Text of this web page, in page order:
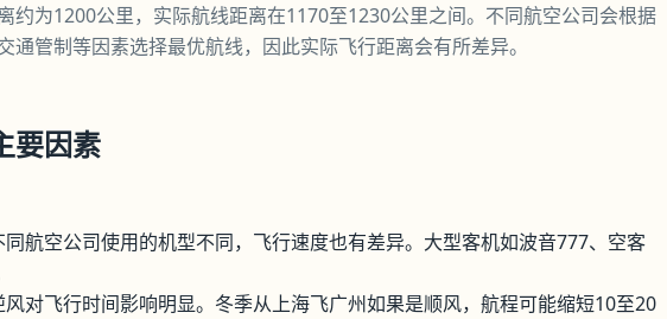
约为1200公里，实际航线距离在1170至1230公里之间。不同航空公司会根据
通管制等因素选择最优航线，因此实际飞行距离会有所差异。
要因素
同航空公司使用的机型不同，飞行速度也有差异。大型客机如波音777、空客
对飞行时间影响明显。冬季从上海飞广州如果是顺风，航程可能缩短10至20